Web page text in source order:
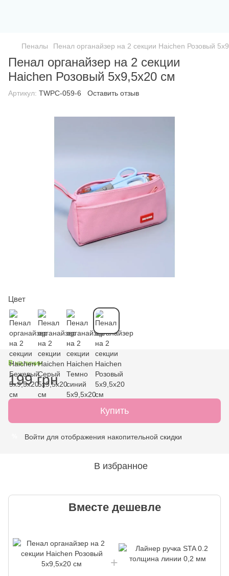
Пеналы Пенал органайзер на 2 секции Haichen Розовый
Пенал органайзер на 2 секции
Haichen Розовый 5х9,5х20 см
Артикул: TWPC-059-6 Оставить отзыв
Цвет
В наличии
199 грн
Купить
Войти для отображения накопительной скидки
В избранное
Вместе дешевле